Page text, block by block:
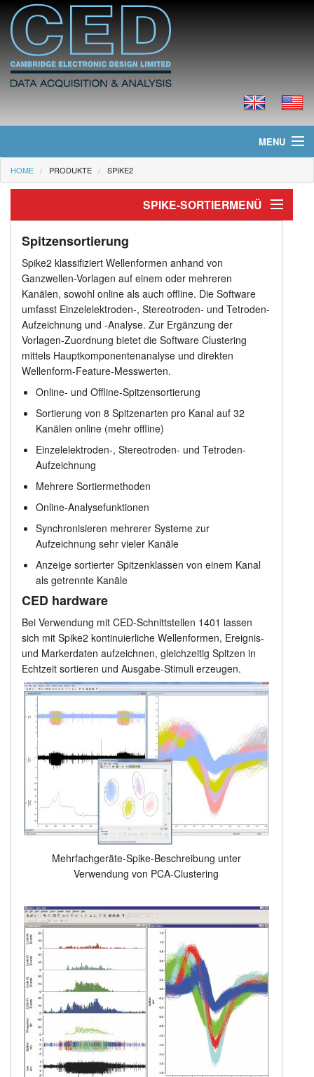
MENU
Home
Produkte
Preisliste
Downloads
Anleitung
Kundendienst
Händler
HOME PRODUKTE SPIKE2
SPIKE-SORTIERMENÜ
Vorlagen-Zuordnung
Clustering
Spitzenanalyse
Spitzensortierung
Spike2 klassifiziert Wellenformen anhand von
Ganzwellen-Vorlagen auf einem oder mehreren
Kanälen, sowohl online als auch offline. Die Software
umfasst Einzelelektroden-, Stereotroden- und Tetroden-
Aufzeichnung und -Analyse. Zur Ergänzung der
Vorlagen-Zuordnung bietet die Software Clustering
mittels Hauptkomponentenanalyse und direkten
Wellenform-Feature-Messwerten.
Online- und Offline-Spitzensortierung
Sortierung von 8 Spitzenarten pro Kanal auf 32
Kanälen online (mehr offline)
Einzelelektroden-, Stereotroden- und Tetroden-
Aufzeichnung
Mehrere Sortiermethoden
Online-Analysefunktionen
Synchronisieren mehrerer Systeme zur
Aufzeichnung sehr vieler Kanäle
Anzeige sortierter Spitzenklassen von einem Kanal
als getrennte Kanäle
CED hardware
Bei Verwendung mit CED-Schnittstellen 1401 lassen
sich mit Spike2 kontinuierliche Wellenformen, Ereignis-
und Markerdaten aufzeichnen, gleichzeitig Spitzen in
Echtzeit sortieren und Ausgabe-Stimuli erzeugen.
Mehrfachgeräte-Spike-Beschreibung unter
Verwendung von PCA-Clustering